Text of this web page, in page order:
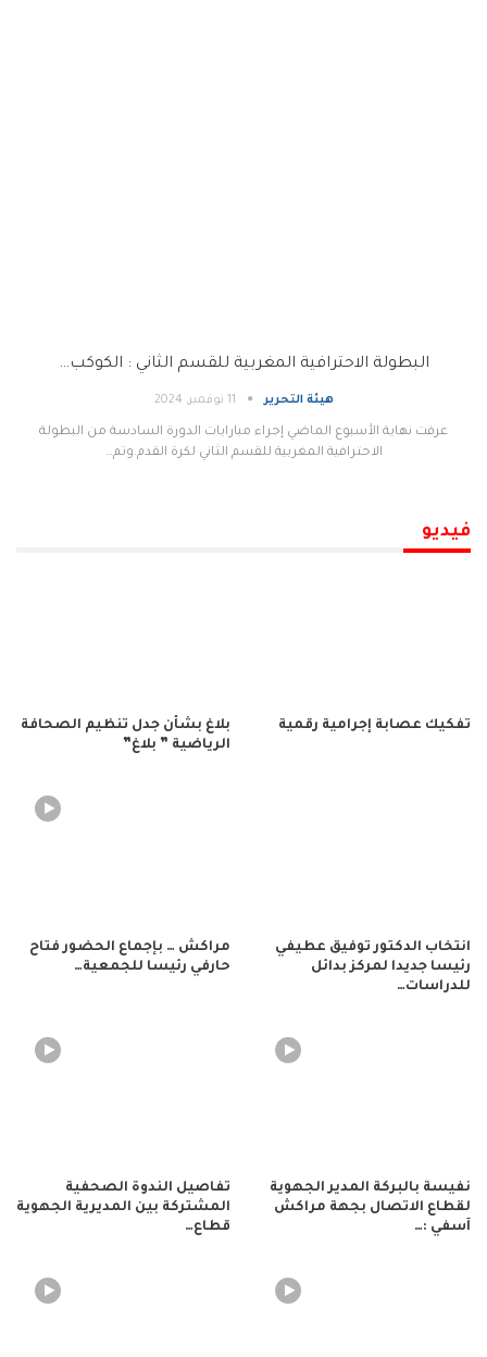
البطولة الاحترافية المغربية للقسم الثاني : الكوكب…
هيئة التحرير 11 نوفمبر, 2024
عرفت نهاية الأسبوع الماضي إجراء مبارايات الدورة السادسة من البطولة
الاحترافية المغربية للقسم الثاني لكرة القدم.وتم…
فيديو
تفكيك عصابة إجرامية رقمية
بلاغ بشأن جدل تنظيم الصحافة
الرياضية ” بلاغ”
انتخاب الدكتور توفيق عطيفي
رئيسا جديدا لمركز بدائل
للدراسات…
مراكش … بإجماع الحضور فتاح
حارفي رئيسا للجمعية…
نفيسة بالبركة المدير الجهوية
لقطاع الاتصال بجهة مراكش
آسفي :…
تفاصيل الندوة الصحفية
المشتركة بين المديرية الجهوية
قطاع…